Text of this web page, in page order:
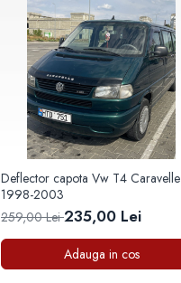
Deflector capota Vw T4 Caravelle
1998-2003
259,00 Lei235,00 Lei
Adauga in cos